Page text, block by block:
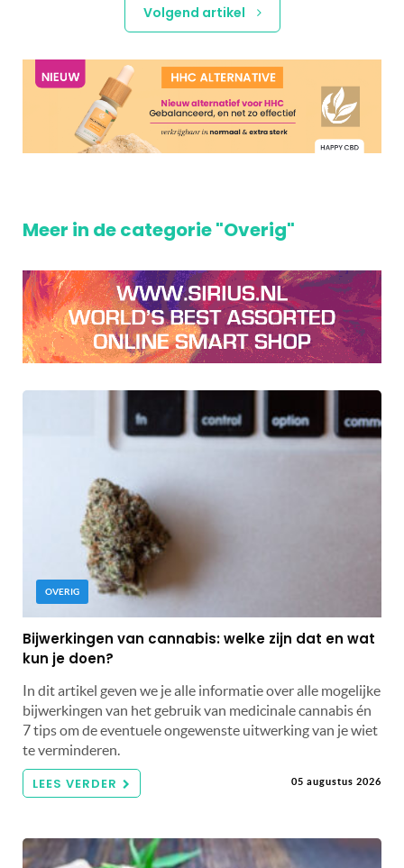
Volgend artikel
Meer in de categorie "Overig"
OVERIG
Bijwerkingen van cannabis: welke zijn dat en wat
kun je doen?
In dit artikel geven we je alle informatie over alle mogelijke
bijwerkingen van het gebruik van medicinale cannabis én
7 tips om de eventuele ongewenste uitwerking van je wiet
te verminderen.
LEES VERDER 05 augustus 2026